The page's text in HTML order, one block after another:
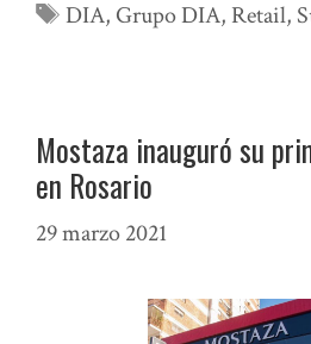
Etiquetas
DIA, Grupo DIA, Retail,
Mostaza inauguró su
en Rosario
29 marzo 2021